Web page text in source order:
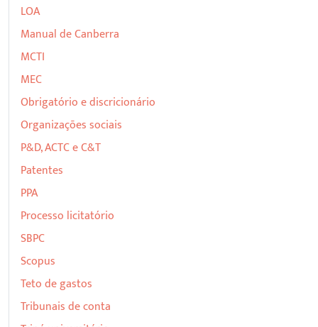
LOA
Manual de Canberra
MCTI
MEC
Obrigatório e discricionário
Organizações sociais
P&D, ACTC e C&T
Patentes
PPA
Processo licitatório
SBPC
Scopus
Teto de gastos
Tribunais de conta